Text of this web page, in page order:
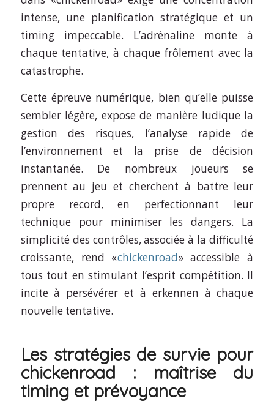
intense, une planification stratégique et un
timing impeccable. L’adrénaline monte à
chaque tentative, à chaque frôlement avec la
catastrophe.
Cette épreuve numérique, bien qu’elle puisse
sembler légère, expose de manière ludique la
gestion des risques, l’analyse rapide de
l’environnement et la prise de décision
instantanée. De nombreux joueurs se
prennent au jeu et cherchent à battre leur
propre record, en perfectionnant leur
technique pour minimiser les dangers. La
simplicité des contrôles, associée à la difficulté
croissante, rend «chickenroad» accessible à
tous tout en stimulant l’esprit compétition. Il
incite à persévérer et à erkennen à chaque
nouvelle tentative.
Les stratégies de survie pour
chickenroad : maîtrise du
timing et prévoyance